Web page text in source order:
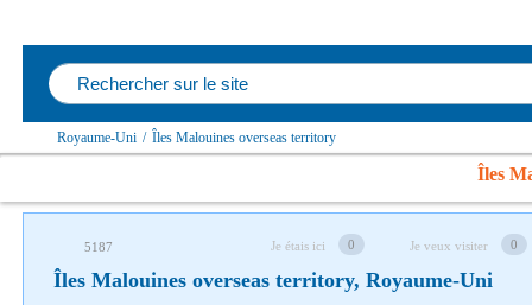
Royaume-Uni / Îles Malouines overseas territory
Îles
5187 Je étais ici 0 Je veux visiter 0
Îles Malouines overseas territory, Royaume-Uni